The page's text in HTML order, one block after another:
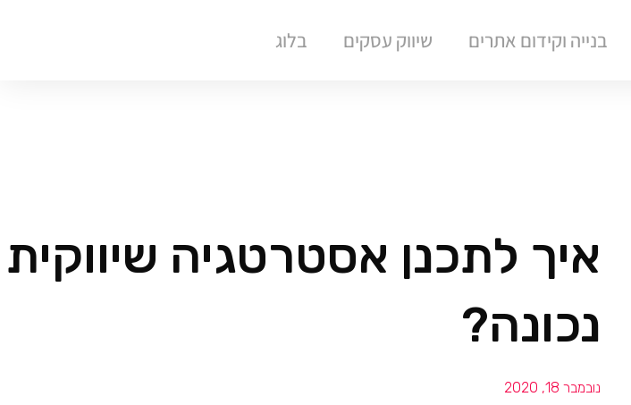
בנייה וקידום אתרים שיווק עסקים בלוג
איך לתכנן אסטרטגיה שיווקית
נכונה?
נובמבר 18, 2020